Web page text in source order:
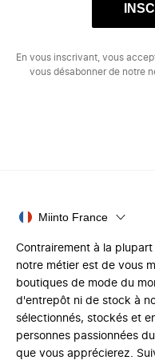
En vous inscrivant, vous
vous désabonner de notre
Miinto France
Contrairement à la
notre métier est de vous
boutiques de mode du
d'entrepôt ni de stock à
sélectionnés, stockés et
personnes passionnées
que vous apprécierez.